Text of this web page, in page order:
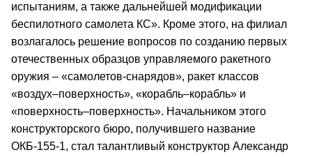
испытаниям, а также дальнейшей модификации
беспилотного самолета КС». Кроме этого, на филиал
возлагалось решение вопросов по созданию первых
отечественных образцов управляемого ракетного
оружия – «самолетов-снарядов», ракет классов
«воздух–поверхность», «корабль–корабль» и
«поверхность–поверхность». Начальником этого
конструкторского бюро, получившего название
ОКБ-155-1, стал талантливый конструктор Александр